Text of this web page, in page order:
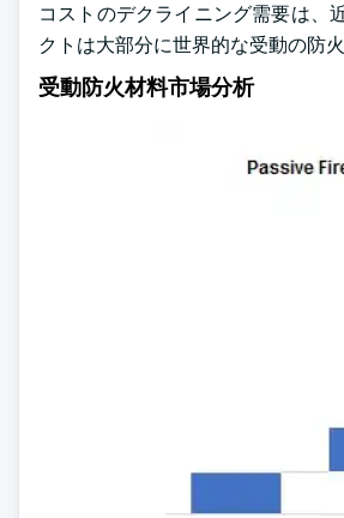
コストのデクライニング需要は、
クトは大部分に世界的な受動の防
受動防火材料市場分析